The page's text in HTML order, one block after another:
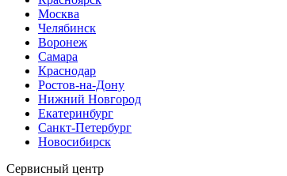
Москва
Челябинск
Воронеж
Самара
Краснодар
Ростов-на-Дону
Нижний Новгород
Екатеринбург
Санкт-Петербург
Новосибирск
Сервисный центр